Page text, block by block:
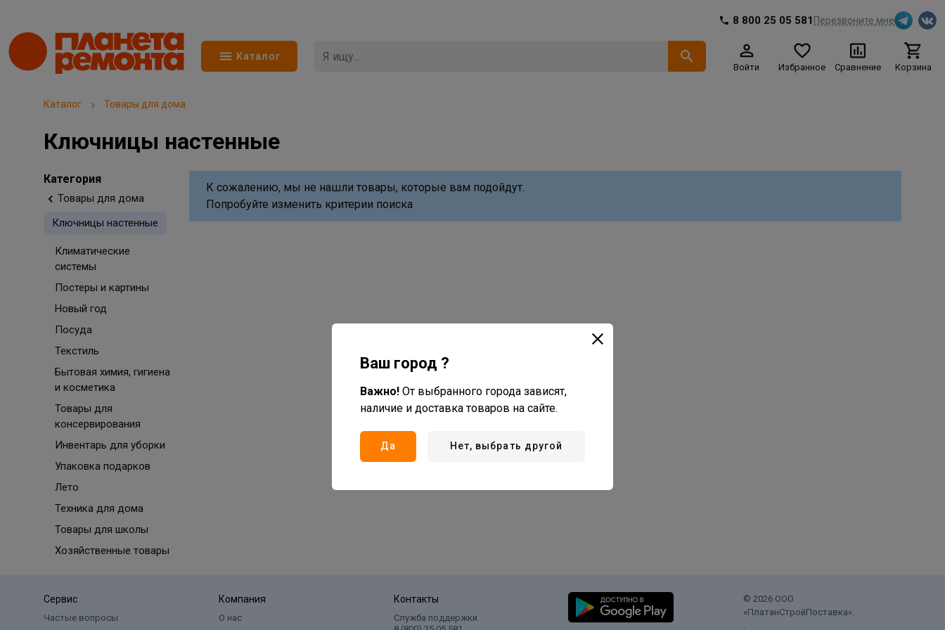
8 800 25 05 581 Перезвоните мне
Каталог
Войти Избранное Сравнение Корзина
Каталог Товары для дома
Ключницы настенные
Категория
Товары для дома
Ключницы настенные
Климатические
системы
Постеры и картины
Новый год
Посуда
Текстиль
Бытовая химия, гигиена
и косметика
Товары для
консервирования
Инвентарь для уборки
Упаковка подарков
Лето
Техника для дома
Товары для школы
Хозяйственные товары
К сожалению, мы не нашли товары, которые вам подойдут.
Попробуйте изменить критерии поиска
Сервис
Частые вопросы
Компания
О нас
Контакты
Служба поддержки
© 2026 ООО
«ПлатанСтройПоставка».
.
Ваш город ?
Важно! От выбранного города зависят,
наличие и доставка товаров на сайте.
Да Нет, выбрать другой